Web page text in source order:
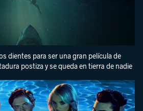
dientes para ser una gran película de
postiza y se queda en tierra de nadie